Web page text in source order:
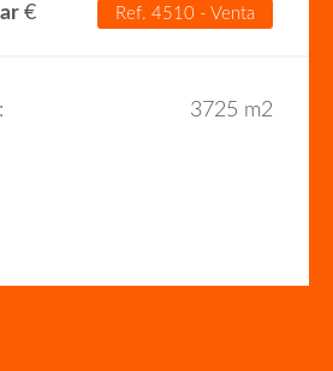
€ Ref. 4510 - Venta
3725 m2